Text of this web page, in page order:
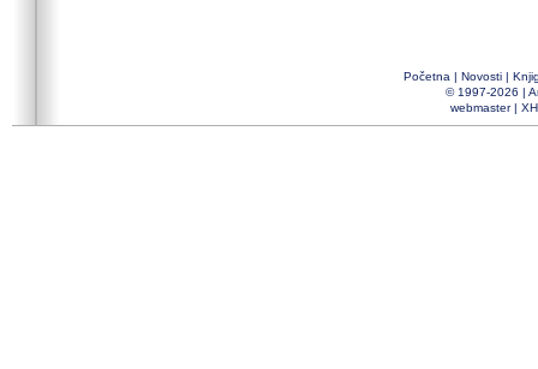
Početna | Novosti |
© 1997-2026 |
webmaster|